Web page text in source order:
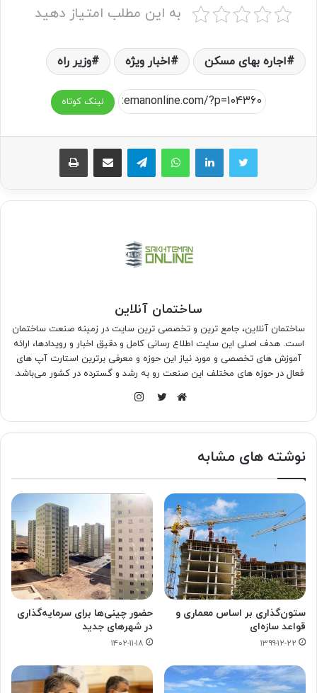
به این مطلب امتیاز دهید
اجاره بهای مسکن اخبار ویژه وزیر راه
لینک کوتاه
واتس آپ تلگرام اشتراک گذاری از طریق ایمیل چاپ
ساختمان آنلاین
ساختمان آنلاین، جامع ترین و تخصصی ترین سایت در زمینه صنعت ساختمان
است. هدف اصلی این سایت اطلاع رسانی کامل و دقیق اخبار و رویدادها، ارائه
آموزش های تخصصی و مورد نیاز این حوزه و معرفی برترین استارت آپ های
فعال در حوزه های مختلف این صنعت رو به رشد و گسترده در کشور می‌باشد.
نوشته های مشابه
ستون‌گذاری بر اساس معماری و
قواعد سازه‌ای
۱۳۹۹-۱۲-۲۲
حضور چینی‌ها برای سرمایه‌گذاری
در شهرهای جدید
۱۴۰۲-۱۱-۱۸